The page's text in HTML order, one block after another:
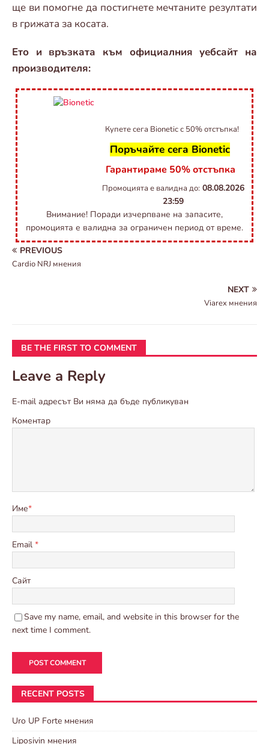
ще ви помогне да постигнете мечтаните резултати
в грижата за косата.
Ето и връзката към официалния уебсайт на
производителя:
Купете сега Bionetic с 50% отстъпка!
Поръчайте сега Bionetic
Гарантираме 50% отстъпка
Промоцията е валидна до: 08.08.2026
23:59
Внимание! Поради изчерпване на запасите,
промоцията е валидна за ограничен период от време.
PREVIOUS
Cardio NRJ мнения
NEXT
Viarex мнения
BE THE FIRST TO COMMENT
Leave a Reply
E-mail адресът Ви няма да бъде публикуван
Коментар
Име*
Email *
Сайт
Save my name, email, and website in this browser for the
next time I comment.
RECENT POSTS
Uro UP Forte мнения
Liposivin мнения